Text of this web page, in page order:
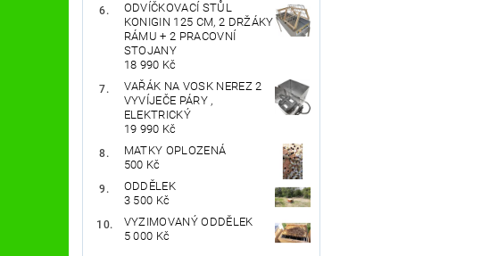
ODVÍČKOVACÍ STŮL
KONIGIN 125 CM, 2 DRŽÁKY
RÁMU + 2 PRACOVNÍ
STOJANY
18 990 Kč
VAŘÁK NA VOSK NEREZ 2
VYVÍJEČE PÁRY ,
ELEKTRICKÝ
19 990 Kč
MATKY OPLOZENÁ
500 Kč
ODDĚLEK
3 500 Kč
VYZIMOVANÝ ODDĚLEK
5 000 Kč